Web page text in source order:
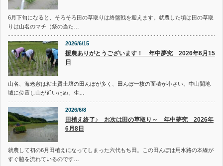
6月下旬になると、そろそろ田の草取りは終盤戦を迎えます。就農した頃は田の草取
りは山名のマチ（祭の当た…
2026/6/15
援農ありがとうございます！ 年中夢究 2026年6月15
日
山名、海老敷は粘土質土壌の田んぼが多く、田んぼ一枚の面積が小さい。中山間地
域に位置し山が近いため、生…
2026/6/8
田植え終了♪ お次は田の草取り～ 年中夢究 2026年
6月8日
就農して初の6月田植えになってしまった六代もち田。この田んぼは用水路の本線が
すぐ脇を流れているのです…